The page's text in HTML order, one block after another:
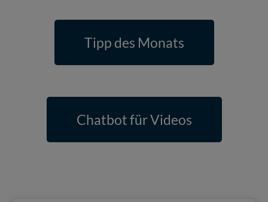
Tipp des Monats
Chatbot für Videos